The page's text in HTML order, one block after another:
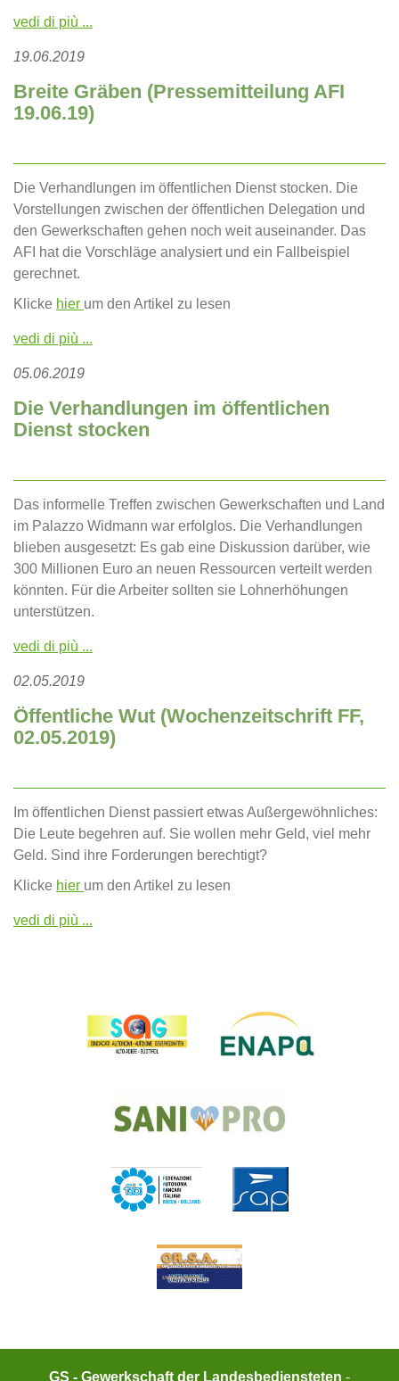
vedi di più ...
19.06.2019
Breite Gräben (Pressemitteilung AFI
19.06.19)
Die Verhandlungen im öffentlichen Dienst stocken. Die
Vorstellungen zwischen der öffentlichen Delegation und
den Gewerkschaften gehen noch weit auseinander. Das
AFI hat die Vorschläge analysiert und ein Fallbeispiel
gerechnet.
Klicke hier um den Artikel zu lesen
vedi di più ...
05.06.2019
Die Verhandlungen im öffentlichen
Dienst stocken
Das informelle Treffen zwischen Gewerkschaften und Land
im Palazzo Widmann war erfolglos. Die Verhandlungen
blieben ausgesetzt: Es gab eine Diskussion darüber, wie
300 Millionen Euro an neuen Ressourcen verteilt werden
könnten. Für die Arbeiter sollten sie Lohnerhöhungen
unterstützen.
vedi di più ...
02.05.2019
Öffentliche Wut (Wochenzeitschrift FF,
02.05.2019)
Im öffentlichen Dienst passiert etwas Außergewöhnliches:
Die Leute begehren auf. Sie wollen mehr Geld, viel mehr
Geld. Sind ihre Forderungen berechtigt?
Klicke hier um den Artikel zu lesen
vedi di più ...
GS - Gewerkschaft der Landesbediensteten -